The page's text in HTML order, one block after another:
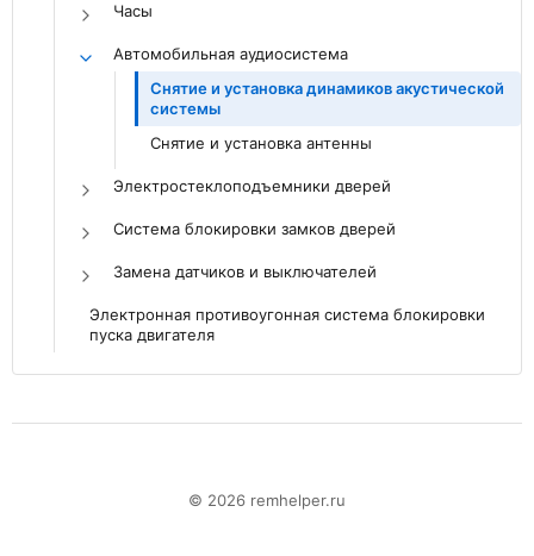
Часы
Автомобильная аудиосистема
Снятие и установка динамиков акустической
системы
Снятие и установка антенны
Электростеклоподъемники дверей
Система блокировки замков дверей
Замена датчиков и выключателей
Электронная противоугонная система блокировки
пуска двигателя
© 2026 remhelper.ru